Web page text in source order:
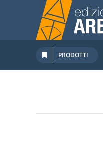
contenuto
PRODOTTI